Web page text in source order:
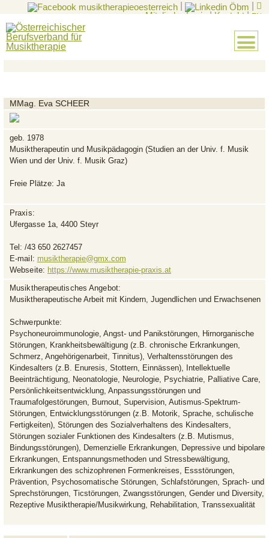
Mitglieder-Login
| Kontakt | EN
MMag. Eva SCHEER
geb. 1978
Musiktherapeutin und Musikpädagogin (Studien an der Univ. f. Musik
Wien und der Univ. f. Musik Graz)
Freie Plätze: Ja
Praxis:
Ufergasse 1a, 4400 Steyr
Tel: /43 650 2627457
E-mail: musiktherapie@gmx.com
Webseite: https://www.musiktherapie-praxis.at
Musiktherapeutisches Angebot:
Musiktherapeutische Arbeit mit Kindern, Jugendlichen und Erwachsenen
Schwerpunkte:
Psychoneuroimmunologie, Angst- und Panikstörungen, Hirnorganische
Störungen, Krankheitsbewältigung (z.B. chronische Erkrankungen,
Schmerz, Angehörigenarbeit, Tinnitus), Verhaltensstörungen des
Kindesalters (z.B. Enuresis, Stottern, Einnässen), Intellektuelle
Beeinträchtigung, Neonatologie, Neurologie, Psychiatrie, Palliative Care,
Persönlichkeitsentwicklung, Anpassungsstörungen und
Traumafolgestörungen, Burnout, Supervision, Autismus-Spektrum-
Störungen, Entwicklungsstörungen (z.B. Motorik, Sprache, schulische
Fertigkeiten), Störungen des Sozialverhaltens des Kindesalters,
Störungen sozialer Funktionen des Kindesalters (z.B. Mutismus,
Bindungsstörungen), Demenzielle Erkrankungen, Depressive und bipolare
Erkrankungen, Entspannungsmethoden und Stressbewältigung,
Erkrankungen des schizophrenen Formenkreises, Essstörungen,
Prävention, Psychosomatische Störungen, Schlafstörungen, Sprach- und
Sprechstörungen, Ticstörungen, Zwangsstörungen, Gender und Diversity,
Rezeptive Musiktherapie/Musikwirkung, Rehabilitation, Transsexualität